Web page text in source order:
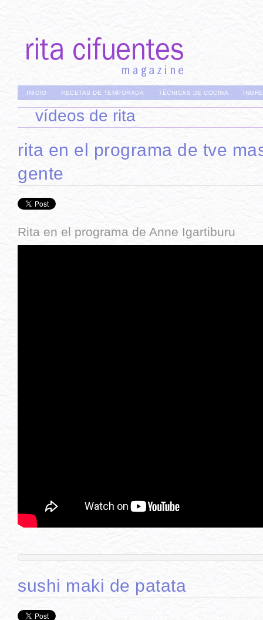
INICIO RECETAS DE TEMPORADA TÉCNICAS DE COCINA
vídeos de rita
rita en el programa de tve
gente
Rita en el programa de Anne Igartiburu
sushi maki de patata